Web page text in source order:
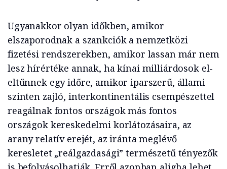
Ugyanakkor olyan időkben, amikor
elszaporodnak a szankciók a nemzetközi
fizetési rendszerekben, amikor lassan már nem
lesz hírértéke annak, ha kínai milliárdosok el-
eltűnnek egy időre, amikor iparszerű, állami
szinten zajló, interkontinentális csempészettel
reagálnak fontos országok más fontos
országok kereskedelmi korlátozásaira, az
arany relatív erejét, az iránta meglévő
keresletet „reálgazdasági” természetű tényezők